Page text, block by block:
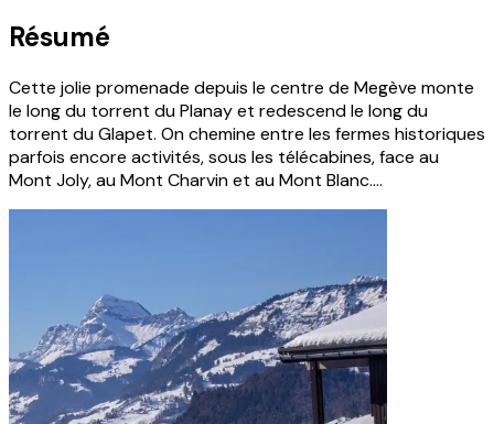
Résumé
Cette jolie promenade depuis le centre de Megève monte
le long du torrent du Planay et redescend le long du
torrent du Glapet. On chemine entre les fermes historiques
parfois encore activités, sous les télécabines, face au
Mont Joly, au Mont Charvin et au Mont Blanc....